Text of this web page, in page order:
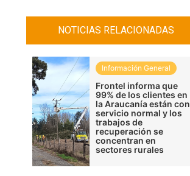
NOTICIAS RELACIONADAS
Información General
Frontel informa que
99% de los clientes en
la Araucanía están con
servicio normal y los
trabajos de
recuperación se
concentran en
sectores rurales